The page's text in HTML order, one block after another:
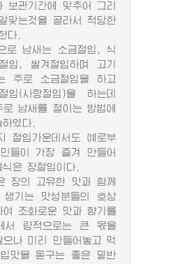
보관기간에 맞추어 그리
맞는것을 골라서 적당한
다.
남새는 소금절임, 식
임, 쌀겨절임하며 고기
주로 소금절임을 하고
임(사탕절임)을 하는데
로 남새를 절이는 방법에
하였다.
임가운데서도 예로부
들이 가장 즐겨 만들어
은 장절임이다.
의 고유한 맛과 함께
생기는 맛성분들의 호상
여 조화로운 맛과 향기를
서 량적으로는 큰 몫을
으나 미리 만들어놓고 먹
맛을 돋구는 좋은 밑반